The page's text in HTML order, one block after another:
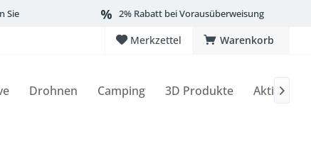
Sie 2% Rabatt bei Vorausüberweisung
Warenkorb
Merkzettel
Drohnen Camping 3D Produkte Aktionen
